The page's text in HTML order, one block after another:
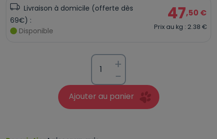
Livraison à domicile (offerte dès
69€) :
Disponible
47,50 €
Prix au kg : 2.38 €
+
-
Ajouter au panier